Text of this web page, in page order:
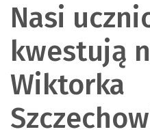
Nasi
kwestują
Wiktorka